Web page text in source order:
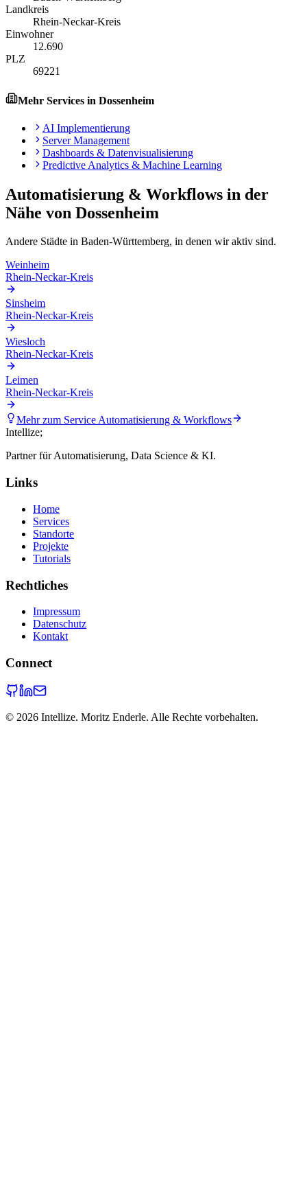
Landkreis
Rhein-Neckar-Kreis
Einwohner
12.690
PLZ
69221
Mehr Services in Dossenheim
AI Implementierung
Server Management
Dashboards & Datenvisualisierung
Predictive Analytics & Machine Learning
Automatisierung & Workflows in der
Nähe von Dossenheim
Andere Städte in Baden-Württemberg, in denen wir aktiv sind.
Weinheim
Rhein-Neckar-Kreis
Sinsheim
Rhein-Neckar-Kreis
Wiesloch
Rhein-Neckar-Kreis
Leimen
Rhein-Neckar-Kreis
Mehr zum ServiceAutomatisierung & Workflows
Intellize;
Partner für Automatisierung, Data Science & KI.
Links
Home
Services
Standorte
Projekte
Tutorials
Rechtliches
Impressum
Datenschutz
Kontakt
Connect
© 2026 Intellize. Moritz Enderle. Alle Rechte vorbehalten.